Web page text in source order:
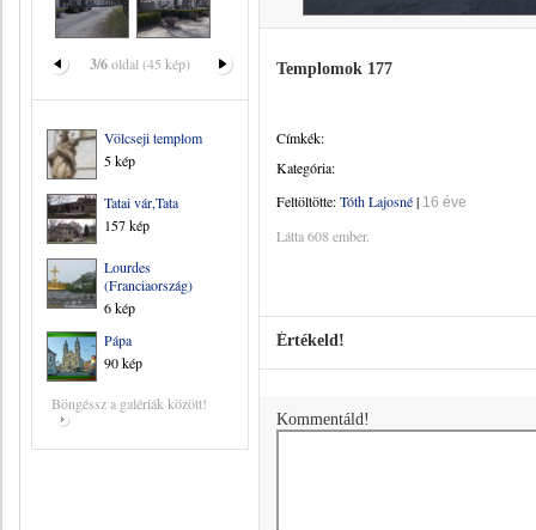
3/6oldal (45 kép)
Völcseji templom
5 kép
Tatai vár,Tata
157 kép
Lourdes
(Franciaország)
6 kép
Pápa
90 kép
Böngéssz a galériák között!
Templomok 177
Címkék:
Kategória:
Feltöltötte:Tóth Lajosné| 16 éve
Látta 608 ember.
Értékeld!
Kommentáld!